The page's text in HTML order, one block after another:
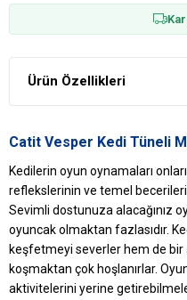
Ürün Özellikleri
Catit Vesper Kedi Tüneli
Kedilerin oyun oynamaları
reflekslerinin ve temel
Sevimli dostunuza alacağınız
oyuncak olmaktan fazlasıdır.
keşfetmeyi severler hem de
koşmaktan çok hoşlanırlar.
aktivitelerini yerine